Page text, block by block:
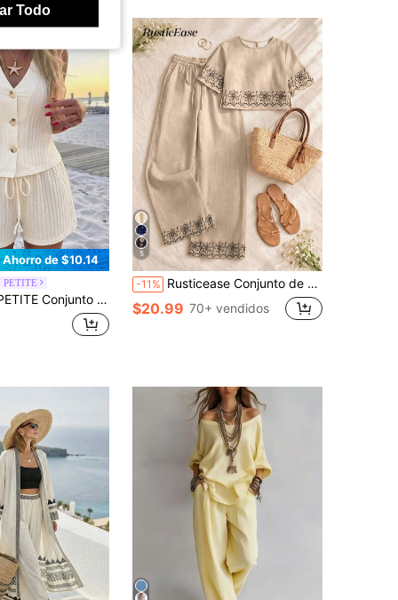
Ahorro de $10.14
PETITE
chaleco sin mangas con cuello en V y botones & shorts para viajes a la playa, sesiones de fotos al atardecer y uso diario de verano, vacaciones, mujeres de talla pequeña
5
-11% Rusticease Conjunto de 2 piezas para mujer de vacaciones de verano con top de cuello redondo y manga corta con estampado floral y pantalones con cintura de cordón
$20.99 70+ vendidos
Todo